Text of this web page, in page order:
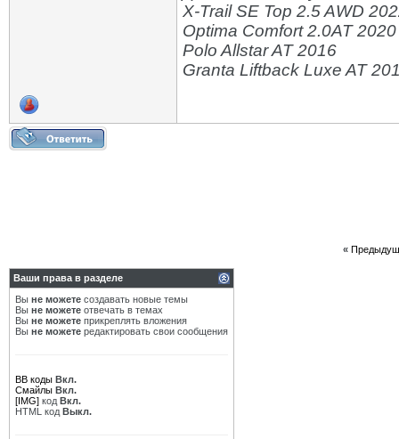
X-Trail SE Top 2.5 AWD
Optima Comfort 2.0AT 2020
Polo Allstar AT 2016
Granta Liftback Luxe AT
«
Ваши права в разделе
Вы не можете создавать новые темы
Вы не можете отвечать в темах
Вы не можете прикреплять вложения
Вы не можете редактировать свои сообщения
BB коды Вкл.
Смайлы Вкл.
[IMG] код Вкл.
HTML код Выкл.